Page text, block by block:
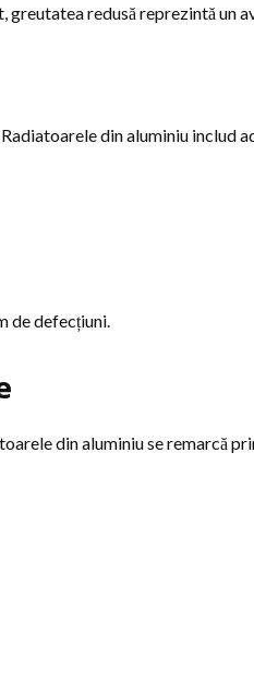
redusă reprezintă un
din aluminiu includ
de defecțiuni.
din aluminiu se remarcă